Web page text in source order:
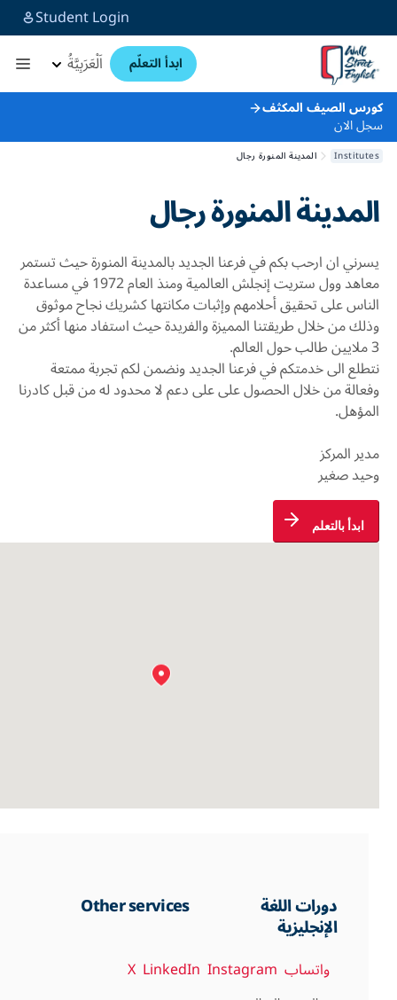
Student Login
ابدأ التعلّم اَلْعَرَبِيَّةُ
الصيف المكثف
الان
المدينة المنورة رجال
المنورة رجال
ان ارحب بكم في فرعنا الجديد بالمدينة المنورة حيث تستمر
معاهد وول ستريت إنجلش العالمية ومنذ العام 1972 في مساعدة
على تحقيق أحلامهم وإثبات مكانتها كشريك نجاح موثوق
من خلال طريقتنا المميزة والفريدة حيث استفاد منها أكثر من
الى خدمتكم في فرعنا الجديد ونضمن لكم تجربة ممتعة
من خلال الحصول على على دعم لا محدود له من قبل كادرنا
المركز
صغير
ابدأ بالتعلم
دورات اللغة
الإنجليزية
Other services
واتساب Instagram
LinkedIn
X